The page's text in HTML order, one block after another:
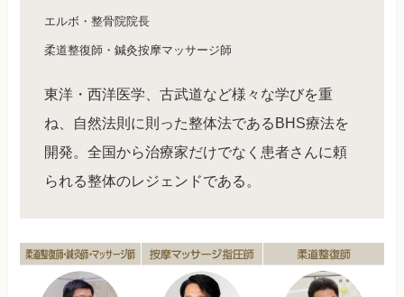
エルボ・整骨院院長
柔道整復師・鍼灸按摩マッサージ師
東洋・西洋医学、古武道など様々な学びを重
ね、自然法則に則った整体法であるBHS療法を
開発。全国から治療家だけでなく患者さんに頼
られる整体のレジェンドである。